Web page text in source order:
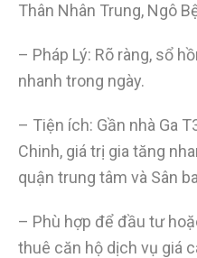
Thân Nhân Trung, Ngô
– Pháp Lý: Rõ ràng, sổ
nhanh trong ngày.
– Tiện ích: Gần nhà Ga
Chinh, giá trị gia tăng
quận trung tâm và Sân
– Phù hợp để đầu tư
thuê căn hộ dịch vụ giá